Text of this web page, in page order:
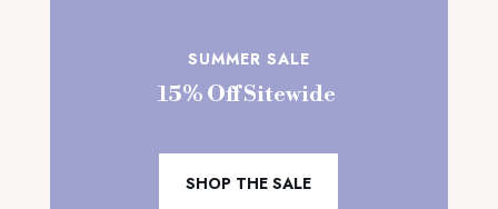
SUMMER SALE
15% Off Sitewide
SHOP THE SALE